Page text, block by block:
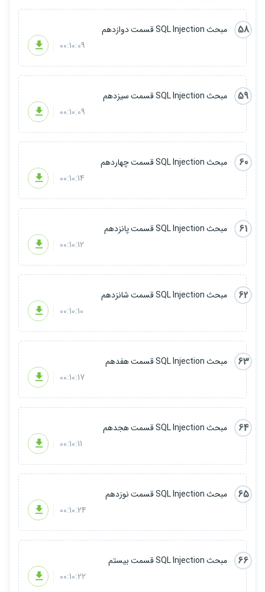
58
مبحث SQL Injection قسمت دوازدهم
00:10:09
59
مبحث SQL Injection قسمت سیزدهم
00:10:09
60
مبحث SQL Injection قسمت چهاردهم
00:10:14
61
مبحث SQL Injection قسمت پانزدهم
00:10:12
62
مبحث SQL Injection قسمت شانزدهم
00:10:10
63
مبحث SQL Injection قسمت هفدهم
00:10:17
64
مبحث SQL Injection قسمت هجدهم
00:10:11
65
مبحث SQL Injection قسمت نوزدهم
00:10:24
66
مبحث SQL Injection قسمت بیستم
00:10:22